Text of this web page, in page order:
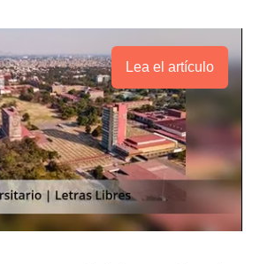
Lea el artículo